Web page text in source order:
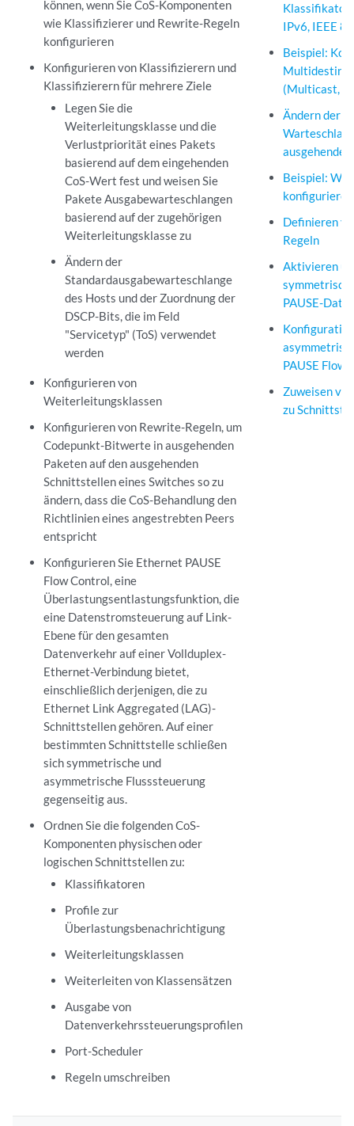
können, wenn Sie CoS-Komponenten
wie Klassifizierer und Rewrite-Regeln
konfigurieren
Konfigurieren von Klassifizierern und
Klassifizierern für mehrere Ziele
Legen Sie die
Weiterleitungsklasse und die
Verlustpriorität eines Pakets
basierend auf dem eingehenden
CoS-Wert fest und weisen Sie
Pakete Ausgabewarteschlangen
basierend auf der zugehörigen
Weiterleitungsklasse zu
Ändern der
Standardausgabewarteschlange
des Hosts und der Zuordnung der
DSCP-Bits, die im Feld
"Servicetyp" (ToS) verwendet
werden
Konfigurieren von
Weiterleitungsklassen
Konfigurieren von Rewrite-Regeln, um
Codepunkt-Bitwerte in ausgehenden
Paketen auf den ausgehenden
Schnittstellen eines Switches so zu
ändern, dass die CoS-Behandlung den
Richtlinien eines angestrebten Peers
entspricht
Konfigurieren Sie Ethernet PAUSE
Flow Control, eine
Überlastungsentlastungsfunktion, die
eine Datenstromsteuerung auf Link-
Ebene für den gesamten
Datenverkehr auf einer Vollduplex-
Ethernet-Verbindung bietet,
einschließlich derjenigen, die zu
Ethernet Link Aggregated (LAG)-
Schnittstellen gehören. Auf einer
bestimmten Schnittstelle schließen
sich symmetrische und
asymmetrische Flusssteuerung
gegenseitig aus.
Ordnen Sie die folgenden CoS-
Komponenten physischen oder
logischen Schnittstellen zu:
Klassifikatoren
Profile zur
Überlastungsbenachrichtigung
Weiterleitungsklassen
Weiterleiten von Klassensätzen
Ausgabe von
Datenverkehrssteuerungsprofilen
Port-Scheduler
Regeln umschreiben
IPv6, IEEE
Beispiel:
(Multicast,
Ändern der
Beispiel:
konfigurieren
Definieren
Regeln
Aktivieren
PAUSE-
PAUSE Flow
Zuweisen
zu